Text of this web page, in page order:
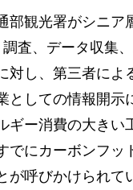
観光署がシニア
査、データ収集
し、第三者によ
しての情報開示
ー消費の大きい
にカーボンフッ
が呼びかけられて